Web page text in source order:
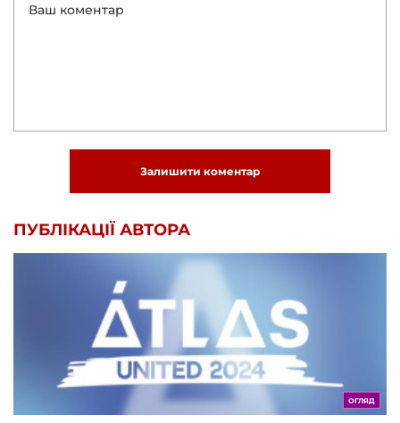
Залишити коментар
ПУБЛІКАЦІЇ АВТОРА
ОГЛЯД